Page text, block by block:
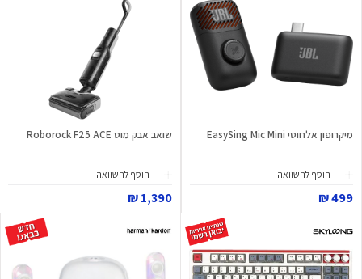
מיקרופון אלחוטי EasySing Mic Mini
הוסף להשוואה
499 ₪
שואב אבק מוט Roborock F25 ACE
הוסף להשוואה
1,390 ₪